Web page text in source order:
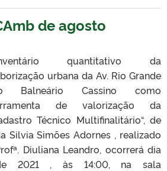
de agosto
quantitativo da
urbana da Av. Rio Grande
Balneário Cassino como
de valorização da
Técnico Multifinalitário“, de
Silvia Simões Adornes ​, realizado
Diuliana Leandro, ocorrerá dia
2021 , às 14:00, na sala